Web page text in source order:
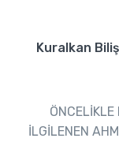
Kuralkan
İLGİLENEN